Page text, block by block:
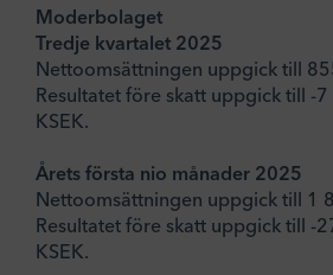
Moderbolaget
Tredje kvartalet 2025
Nettoomsättningen uppgick till
Resultatet före skatt uppgick till -
KSEK.
Årets första nio månader 2025
Nettoomsättningen uppgick till 1
Resultatet före skatt uppgick till -
KSEK.